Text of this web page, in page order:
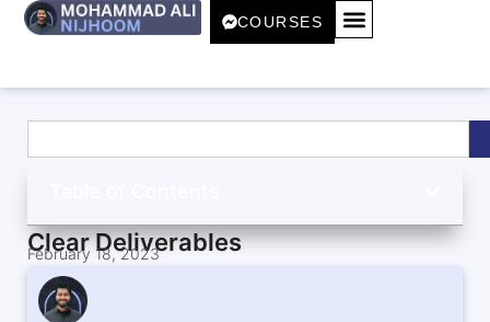
COURSES
Clear Deliverables
February 18, 2023